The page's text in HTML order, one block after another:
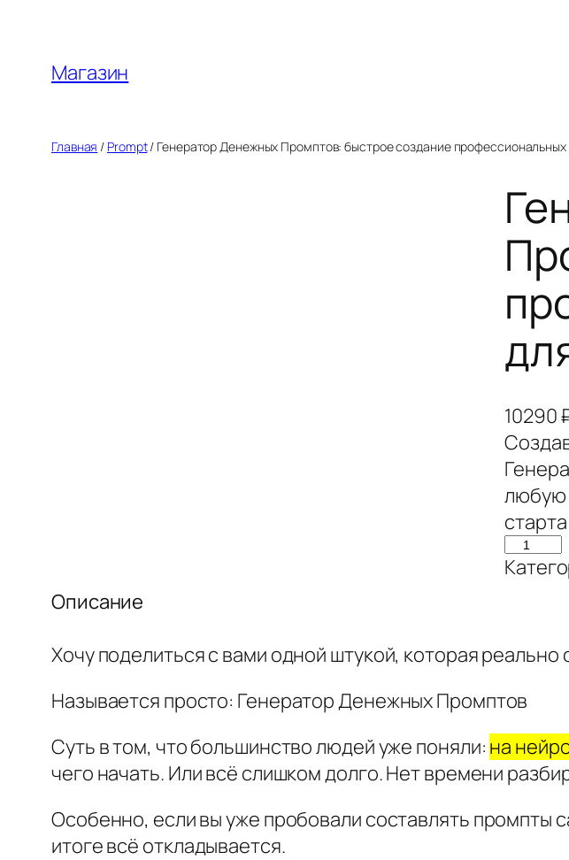
содержимому
Магазин
Главная / Prompt/ Генератор Денежных Промптов: быстрое создание
10290
любую
К
о
ч
с
т
в
о
т
Описание
Хочу поделиться с вами одной штукой, которая
Называется просто: Генератор Денежных Промптов
Суть в том, что большинство людей уже поняли: на
чего начать. Или всё слишком долго. Нет времени
Особенно, если вы уже пробовали составлять промпты
итоге всё откладывается.